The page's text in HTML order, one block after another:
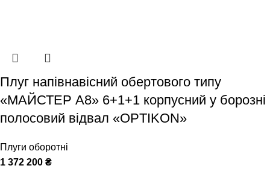
Плуг напівнавісний обертового типу
«МАЙСТЕР А8» 6+1+1 корпусний у борозні
полосовий відвал «OPTIKON»
Плуги оборотні
1 372 200 ₴